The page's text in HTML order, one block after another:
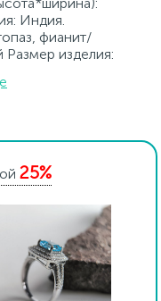
Индия.
фианит/
изделия:
также контроль
Украины, на
проба. К
прилагаются
отличаться
цветопередачи
25%